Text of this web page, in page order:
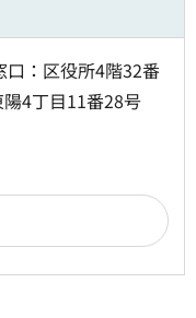
口：区役所4階32番
4丁目11番28号